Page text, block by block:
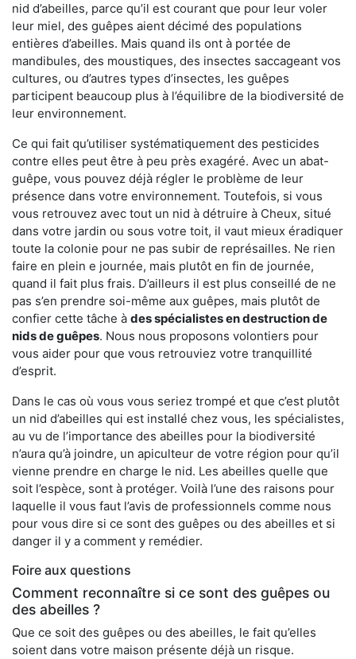
nid d’abeilles, parce qu’il est courant que pour leur voler
leur miel, des guêpes aient décimé des populations
entières d’abeilles. Mais quand ils ont à portée de
mandibules, des moustiques, des insectes saccageant vos
cultures, ou d’autres types d’insectes, les guêpes
participent beaucoup plus à l’équilibre de la biodiversité de
leur environnement.
Ce qui fait qu’utiliser systématiquement des pesticides
contre elles peut être à peu près exagéré. Avec un abat-
guêpe, vous pouvez déjà régler le problème de leur
présence dans votre environnement. Toutefois, si vous
vous retrouvez avec tout un nid à détruire à Cheux, situé
dans votre jardin ou sous votre toit, il vaut mieux éradiquer
toute la colonie pour ne pas subir de représailles. Ne rien
faire en plein e journée, mais plutôt en fin de journée,
quand il fait plus frais. D’ailleurs il est plus conseillé de ne
pas s’en prendre soi-même aux guêpes, mais plutôt de
confier cette tâche à des spécialistes en destruction de
nids de guêpes. Nous nous proposons volontiers pour
vous aider pour que vous retrouviez votre tranquillité
d’esprit.
Dans le cas où vous vous seriez trompé et que c’est plutôt
un nid d’abeilles qui est installé chez vous, les spécialistes,
au vu de l’importance des abeilles pour la biodiversité
n’aura qu’à joindre, un apiculteur de votre région pour qu’il
vienne prendre en charge le nid. Les abeilles quelle que
soit l’espèce, sont à protéger. Voilà l’une des raisons pour
laquelle il vous faut l’avis de professionnels comme nous
pour vous dire si ce sont des guêpes ou des abeilles et si
danger il y a comment y remédier.
Foire aux questions
Comment reconnaître si ce sont des guêpes ou
des abeilles ?
Que ce soit des guêpes ou des abeilles, le fait qu’elles
soient dans votre maison présente déjà un risque.